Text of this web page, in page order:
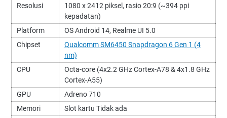
Resolusi
1080 x 2412 piksel, rasio 20:9 (~394 ppi
kepadatan)
Platform
OS Android 14, Realme UI 5.0
Chipset
Qualcomm SM6450 Snapdragon 6 Gen 1 (4
nm)
CPU
Octa-core (4x2.2 GHz Cortex-A78 & 4x1.8 GHz
Cortex-A55)
GPU
Adreno 710
Memori
Slot kartu Tidak ada